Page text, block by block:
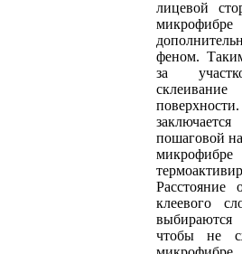
лицевой
микрофибре
феном.
за
пошаговой
клеевого
чтобы не